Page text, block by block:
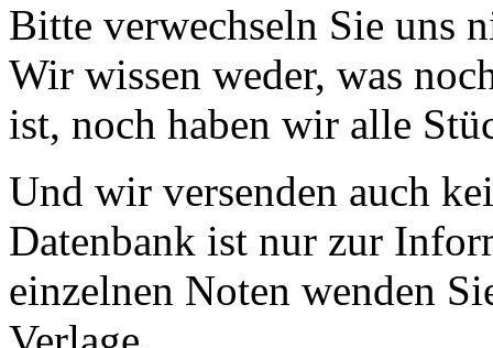
Bitte verwechseln Sie uns
Wir wissen weder, was
ist, noch haben wir alle
Und wir versenden auch
Datenbank ist nur zur
einzelnen Noten wenden